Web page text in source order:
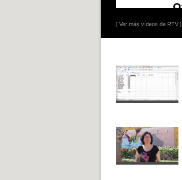
[ Ver más vídeos de RTV ]